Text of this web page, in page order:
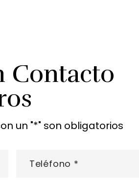
Contacto
un "*" son obligatorios